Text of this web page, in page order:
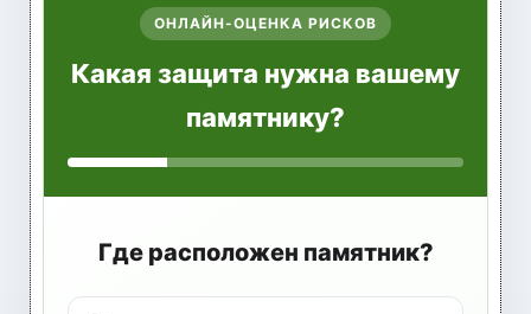
ОНЛАЙН-ОЦЕНКА РИСКОВ
Какая защита нужна вашему
памятнику?
Где расположен памятник?